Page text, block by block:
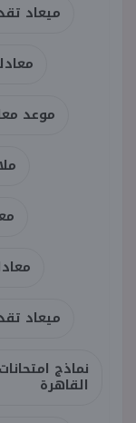
ميعاد
معادلة
موعد
ميعاد
نماذج
القاهرة